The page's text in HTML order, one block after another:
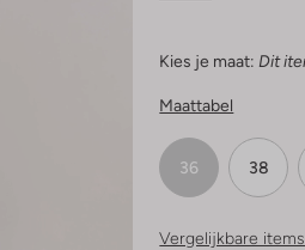
Kies je maat: Dit
Maattabel
36 38
Vergelijkbare items